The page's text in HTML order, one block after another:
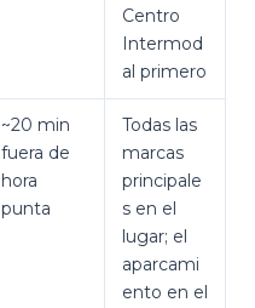
Centro
Intermod
al primero
~20 min
fuera de
hora
punta
Todas las
marcas
principale
s en el
lugar; el
aparcami
ento en el